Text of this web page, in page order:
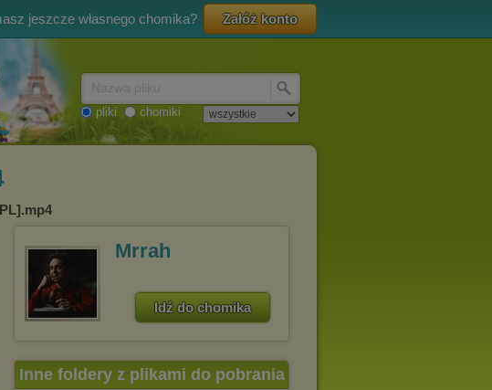
jeszcze własnego chomika? Załóż konto
pliki chomiki
Mrrah
Idź do chomika
Inne foldery z plikami do pobrania